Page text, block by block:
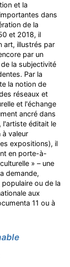
et la
dans
de la
et 2018, il
art, illustrés par
par un
la subjectivité
Par la
la notion de
réseaux et
et l'échange
ancré dans
l'artiste éditait le
à valeur
expositions), il
en porte-à-
» – une
demande,
ou de la
aux
11 ou à